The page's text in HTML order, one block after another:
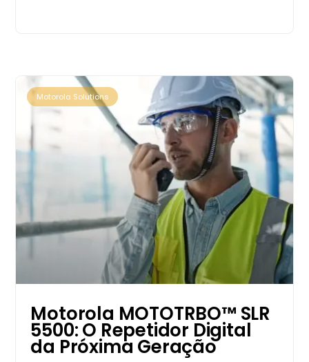
Motorola Solutions
Motorola MOTOTRBO™ SLR
5500: O Repetidor Digital
da Próxima Geração